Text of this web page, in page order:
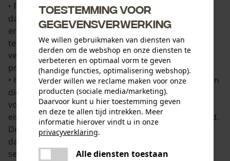
• Producten met deKWF “Profi”-erkenning zijn 100
dagen in de praktijk getest bij professioneel gebruik
en voldoen aan de huidige eisen op het gebied van
techniek. Professionele gebruikers, maar ook
veeleisende particuliere gebruikers, maken met deze
producten altijd de juiste keuze.
• Het KWF kent de“KWF Standard”toe aan producten
die in de test volledig aan alle veiligheidsaspecten
voldoen, maar niet kunnen voldoen aan de hogere
eisen op het gebied van ergonomie en duurzaamheid.
Deze producten zijn doorgaans iets goedkoper en
daarom ook absoluut een aanrader voor hobby- en
semi-professionele gebruikers.
Toestemming voor
gegevensverwerking
We willen gebruikmaken van diensten van
derden om de webshop en onze diensten te
verbeteren en optimaal vorm te geven
(handige functies, optimalisering webshop).
Verder willen we reclame maken voor onze
producten (sociale media/marketing).
Daarvoor kunt u hier toestemming geven
en deze te allen tijd intrekken. Meer
informatie hierover vindt u in onze
privacyverklaring.
Alle diensten toestaan
Er is een fout opgetreden. Gelieve